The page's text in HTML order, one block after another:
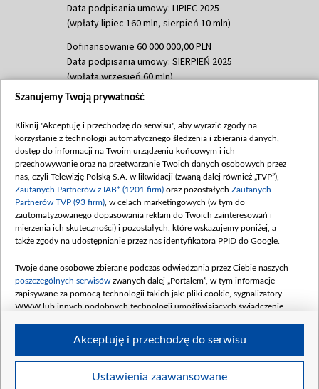
Data podpisania umowy: LIPIEC 2025
(wpłaty lipiec 160 mln, sierpień 10 mln)
Dofinansowanie 60 000 000,00 PLN
Data podpisania umowy: SIERPIEŃ 2025
(wpłata wrzesień 60 mln)
Dofinansowanie 635 783 051,21 PLN
(wpłata wrzesień 100 mln, październik 350
mln, listopad 265 mln)
Dofinansowanie 48 862 000,00 PLN
Data podpisania umowy: GRUDZIEŃ 2025
(wpłata grudzień 60,548 mln)
Dofinansowanie 900 000 000,00 PLN
Data podpisania umowy: LUTY 2026 (wpłata
kwiecień 180 mln, 7 maja 180 mln, 8
czerwca 90 mln)
Dofinansowanie 250 000 000,00 PLN
4 sierpnia 250 mln
Szanujemy Twoją prywatność
Kliknij "Akceptuję i przechodzę do serwisu", aby wyrazić zgody na
korzystanie z technologii automatycznego śledzenia i zbierania danych,
dostęp do informacji na Twoim urządzeniu końcowym i ich
przechowywanie oraz na przetwarzanie Twoich danych osobowych przez
nas, czyli Telewizję Polską S.A. w likwidacji (zwaną dalej również „TVP”),
Zaufanych Partnerów z IAB* (1201 firm) oraz pozostałych Zaufanych
Partnerów TVP (93 firm) , w celach marketingowych (w tym do
zautomatyzowanego dopasowania reklam do Twoich zainteresowań i
mierzenia ich skuteczności) i pozostałych, które wskazujemy poniżej, a
także zgody na udostępnianie przez nas identyfikatora PPID do Google.
Twoje dane osobowe zbierane podczas odwiedzania przez Ciebie naszych
poszczególnych serwisów zwanych dalej „Portalem”, w tym informacje
zapisywane za pomocą technologii takich jak: pliki cookie, sygnalizatory
WWW lub innych podobnych technologii umożliwiających świadczenie
Twoje dane osobowe zbierane podczas odwiedzania przez Ciebie
Ustawienia zaawansowane
Akceptuję i przechodzę do serwisu